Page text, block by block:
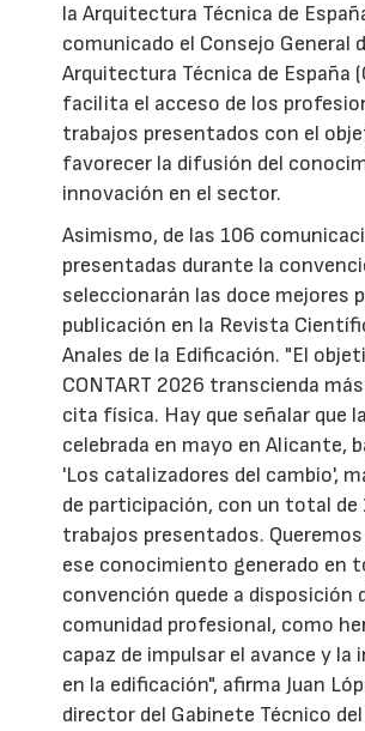
la Arquitectura Técnica de
comunicado el Consejo General
Arquitectura Técnica de España
facilita el acceso de los
trabajos presentados con el
favorecer la difusión del
innovación en el sector.
Asimismo, de las 106
presentadas durante la
seleccionarán las doce mejores
publicación en la Revista
Anales de la Edificación. "El
CONTART 2026 transcienda
cita física. Hay que señalar que
celebrada en mayo en Alicante,
'Los catalizadores del cambio',
de participación, con un total de
trabajos presentados.
ese conocimiento generado en
convención quede a disposición
comunidad profesional, como
capaz de impulsar el avance y la
en la edificación", afirma Juan
director del Gabinete Técnico del